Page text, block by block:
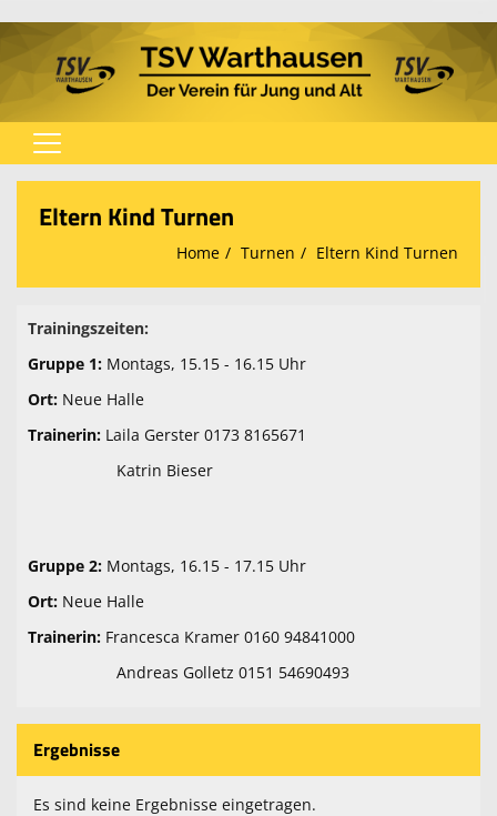
Home
Verein
Fußball
Tischtennis
Volleyball
Freizeitsport
Datenänderung für Mitglieder
Sponsoren
Eltern Kind Turnen
Home Turnen Eltern Kind Turnen
Trainingszeiten:
Gruppe 1: Montags, 15.15 - 16.15 Uhr
Ort: Neue Halle
Trainerin: Laila Gerster 0173 8165671
Katrin Bieser
Gruppe 2: Montags, 16.15 - 17.15 Uhr
Ort: Neue Halle
Trainerin: Francesca Kramer 0160 94841000
Andreas Golletz 0151 54690493
Ergebnisse
Es sind keine Ergebnisse eingetragen.